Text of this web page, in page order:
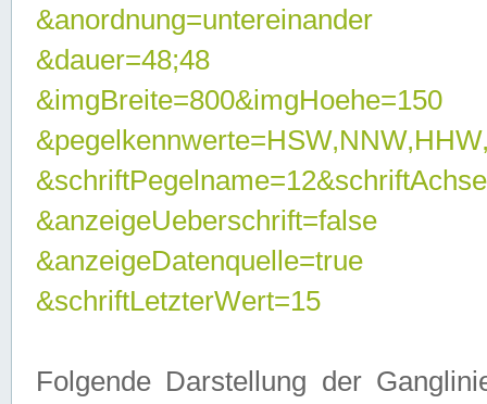
&anordnung=untereinander
&dauer=48;48
&imgBreite=800&imgHoehe=150
&anzeigeUeberschrift=false
&anzeigeDatenquelle=true
&schriftLetzterWert=15
Folgende Darstellung der